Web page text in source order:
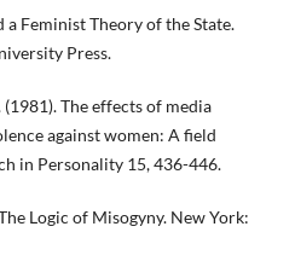
Feminist Theory of the State.
Press.
(1981). The effects of media
against women: A field
in Personality 15, 436-446.
Logic of Misogyny. New York: